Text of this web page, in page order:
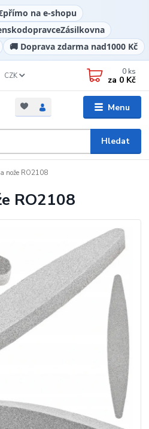
přímo na e-shopu
dopravceZásilkovna
🚚 Doprava zdarma nad1000 Kč
Menu
CZK
Hledat
0 ks
za 0 Kč
nože RO2108
RO2108